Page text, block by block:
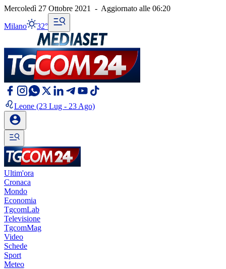
Mercoledì 27 Ottobre 2021 - Aggiornato alle 06:20
Milano 32°
Leone (23 Lug - 23 Ago)
Ultim'ora
Cronaca
Mondo
Economia
TgcomLab
Televisione
TgcomMag
Video
Schede
Sport
Meteo